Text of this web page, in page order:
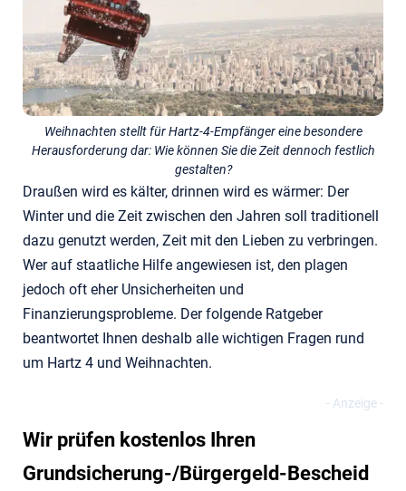
Weihnachten stellt für Hartz-4-Empfänger eine besondere
Herausforderung dar: Wie können Sie die Zeit dennoch festlich
gestalten?
Draußen wird es kälter, drinnen wird es wärmer: Der
Winter und die Zeit zwischen den Jahren soll traditionell
dazu genutzt werden, Zeit mit den Lieben zu verbringen.
Wer auf staatliche Hilfe angewiesen ist, den plagen
jedoch oft eher Unsicherheiten und
Finanzierungsprobleme. Der folgende Ratgeber
beantwortet Ihnen deshalb alle wichtigen Fragen rund
um Hartz 4 und Weihnachten.
Wir prüfen kostenlos Ihren
Grundsicherung-/Bürgergeld-Bescheid